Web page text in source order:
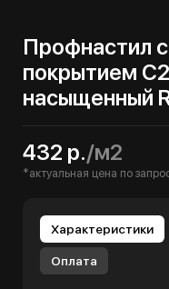
Профнастил
покрытием
насыщенный
432 р./м2
*актуальная цена по
Характеристики
Оплата